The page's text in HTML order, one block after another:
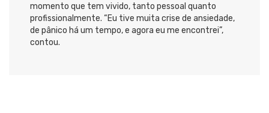
momento que tem vivido, tanto pessoal quanto
profissionalmente. “Eu tive muita crise de ansiedade,
de pânico há um tempo, e agora eu me encontrei”,
contou.